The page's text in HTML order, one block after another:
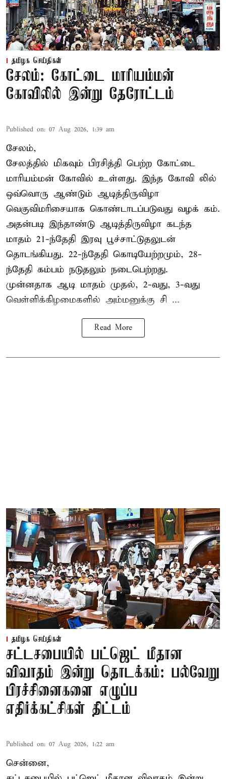
தமிழக செய்திகள்
சேலம்: கோட்டை மாரியம்மன்
கோவிலில் இன்று தேரோட்டம்
Published on: 07 Aug 2026, 1:39 am
சேலம்,
சேலத்தில் மிகவும் பிரசித்தி பெற்ற கோட்டை
மாரியம்மன் கோவில் உள்ளது. இந்த கோவி லில்
ஒவ்வொரு ஆண்டும் ஆடித்திருவிழா
வெகுவிமரிசையாக கொண்டாடப்படுவது வழக் கம்.
அதன்படி இந்தாண்டு ஆடித்திருவிழா கடந்த
மாதம் 21-ந்தேதி இரவு பூச்சாட்டுதலுடன்
தொடங்கியது. 22-ந்தேதி கொடியேற்றமும், 28-
ந்தேதி கம்பம் நடுதலும் நடைபெற்றது.
முன்னதாக ஆடி மாதம் முதல், 2-வது, 3-வது
வெள்ளிக்கிழமைகளில் அம்மனுக்கு சி ...
Read More
தமிழக செய்திகள்
சட்டசபையில் பட்ஜெட் மீதான
விவாதம் இன்று தொடக்கம்: பல்வேறு
பிரச்சினைகளை எழுப்ப
எதிர்க்கட்சிகள் திட்டம்
Published on: 07 Aug 2026, 1:22 am
சென்னை,